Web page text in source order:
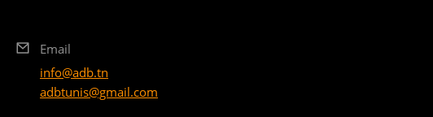
Email
info@adb.tn
adbtunis@gmail.com